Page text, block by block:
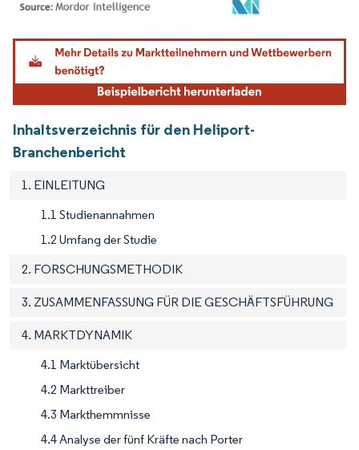
Bild © Mordor Intelligence. Wiederverwendung erfordert Namensnennung gemäß
Inhaltsverzeichnis für den Heliport-
Branchenbericht
1. EINLEITUNG
1.1 Studienannahmen
1.2 Umfang der Studie
2. FORSCHUNGSMETHODIK
3. ZUSAMMENFASSUNG FÜR DIE GESCHÄFTSFÜHRUNG
4. MARKTDYNAMIK
4.1 Marktübersicht
4.2 Markttreiber
4.3 Markthemmnisse
4.4 Analyse der fünf Kräfte nach Porter